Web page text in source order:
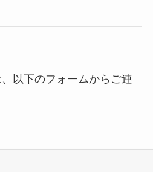
以下のフォームからご連